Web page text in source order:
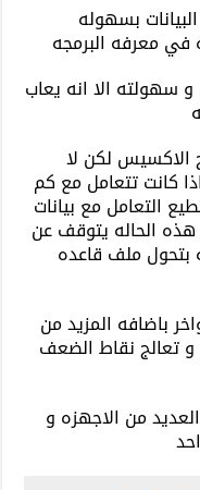
بسهوله
في معرفه البرمجه
سهولته الا انه يعاب
الاكسيس لكن لا
كانت تتعامل مع كم
التعامل مع بيانات
في هذه الحاله يتوقف عن
ملف قاعده
باضافه المزيد من
و تعالج نقاط الضعف
من الاجهزه و